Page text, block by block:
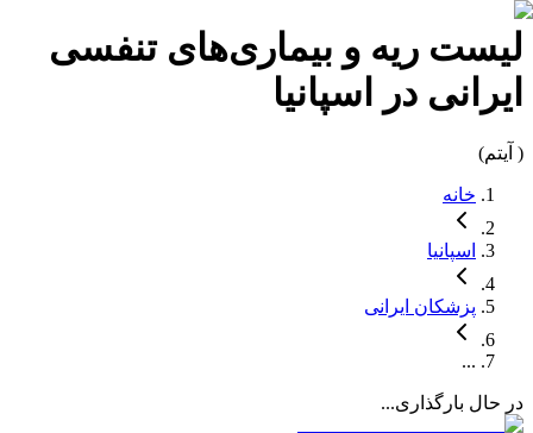
لیست ریه و بیماری‌های تنفسی
ایرانی در
اسپانیا
( آیتم)
خانه
اسپانیا
پزشکان ایرانی
...
در حال بارگذاری...